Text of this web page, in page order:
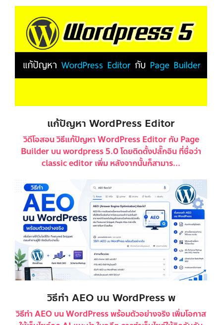
แก้ปัญหา WordPress Editor
วิดีโอสอน วิธีแก้ปัญหา WordPress Editor กับ Page
Builder บน wordpress 5.0 โดยติดตั้งปลั๊กอิน ที่ชื่อว่า
classic editor เพิ่ม หลังจากนั้นก็สามาร...
วิธีทำ AEO บน WordPress พ
วิธีทำ AEO บน WordPress พร้อมตัวอย่างจริง เพิ่มโอกาส